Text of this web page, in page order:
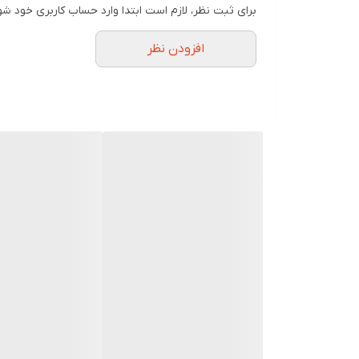
برای ثبت نظر، لازم است ابتدا وارد حساب کاربری خود
افزودن نظر